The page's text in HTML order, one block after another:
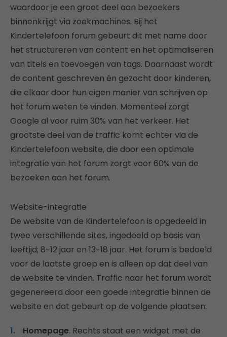
waardoor je een groot deel aan bezoekers
binnenkrijgt via zoekmachines. Bij het
Kindertelefoon forum gebeurt dit met name door
het structureren van content en het optimaliseren
van titels en toevoegen van tags. Daarnaast wordt
de content geschreven én gezocht door kinderen,
die elkaar door hun eigen manier van schrijven op
het forum weten te vinden. Momenteel zorgt
Google al voor ruim 30% van het verkeer. Het
grootste deel van de traffic komt echter via de
Kindertelefoon website, die door een optimale
integratie van het forum zorgt voor 60% van de
bezoeken aan het forum.
Website-integratie
De website van de Kindertelefoon is opgedeeld in
twee verschillende sites, ingedeeld op basis van
leeftijd; 8-12 jaar en 13-18 jaar. Het forum is bedoeld
voor de laatste groep en is alleen op dat deel van
de website te vinden. Traffic naar het forum wordt
gegenereerd door een goede integratie binnen de
website en dat gebeurt op de volgende plaatsen:
Homepage. Rechts staat een widget met de